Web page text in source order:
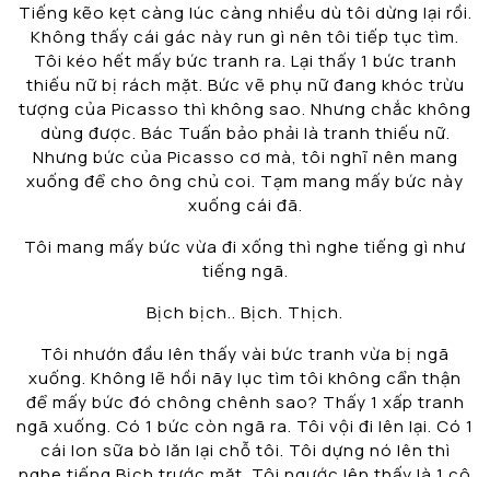
Tiếng kẽo kẹt càng lúc càng nhiều dù tôi dừng lại rồi.
Không thấy cái gác này run gì nên tôi tiếp tục tìm.
Tôi kéo hết mấy bức tranh ra. Lại thấy 1 bức tranh
thiếu nữ bị rách mặt. Bức vẽ phụ nữ đang khóc trừu
tượng của Picasso thì không sao. Nhưng chắc không
dùng được. Bác Tuấn bảo phải là tranh thiếu nữ.
Nhưng bức của Picasso cơ mà, tôi nghĩ nên mang
xuống để cho ông chủ coi. Tạm mang mấy bức này
xuống cái đã.
Tôi mang mấy bức vừa đi xống thì nghe tiếng gì như
tiếng ngã.
Bịch bịch.. Bịch. Thịch.
Tôi nhướn đầu lên thấy vài bức tranh vừa bị ngã
xuống. Không lẽ hồi nãy lục tìm tôi không cẩn thận
để mấy bức đó chông chênh sao? Thấy 1 xấp tranh
ngã xuống. Có 1 bức còn ngã ra. Tôi vội đi lên lại. Có 1
cái lon sữa bò lăn lại chỗ tôi. Tôi dựng nó lên thì